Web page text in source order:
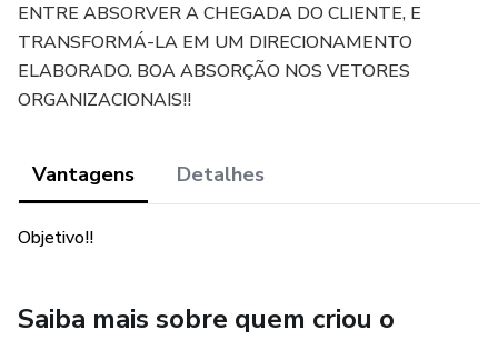
ENTRE ABSORVER A CHEGADA DO CLIENTE, E
TRANSFORMÁ-LA EM UM DIRECIONAMENTO
ELABORADO. BOA ABSORÇÃO NOS VETORES
ORGANIZACIONAIS!!
Vantagens Detalhes
Objetivo!!
Saiba mais sobre quem criou o